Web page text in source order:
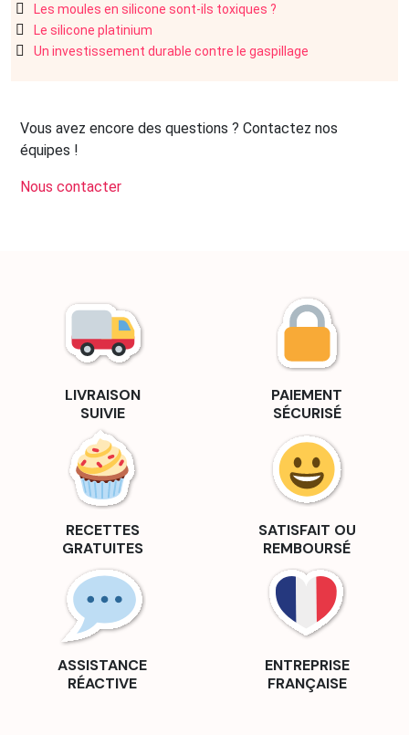
Les moules en silicone sont-ils toxiques ?
Le silicone platinium
Un investissement durable contre le gaspillage
Vous avez encore des questions ? Contactez nos
équipes !
Nous contacter
LIVRAISON
SUIVIE
PAIEMENT
SÉCURISÉ
RECETTES
GRATUITES
SATISFAIT OU
REMBOURSÉ
ASSISTANCE
RÉACTIVE
ENTREPRISE
FRANÇAISE